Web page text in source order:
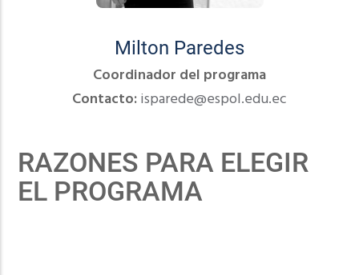
Milton Paredes
Coordinador del programa
Contacto:isparede@espol.edu.ec
RAZONES PARA ELEGIR
EL PROGRAMA